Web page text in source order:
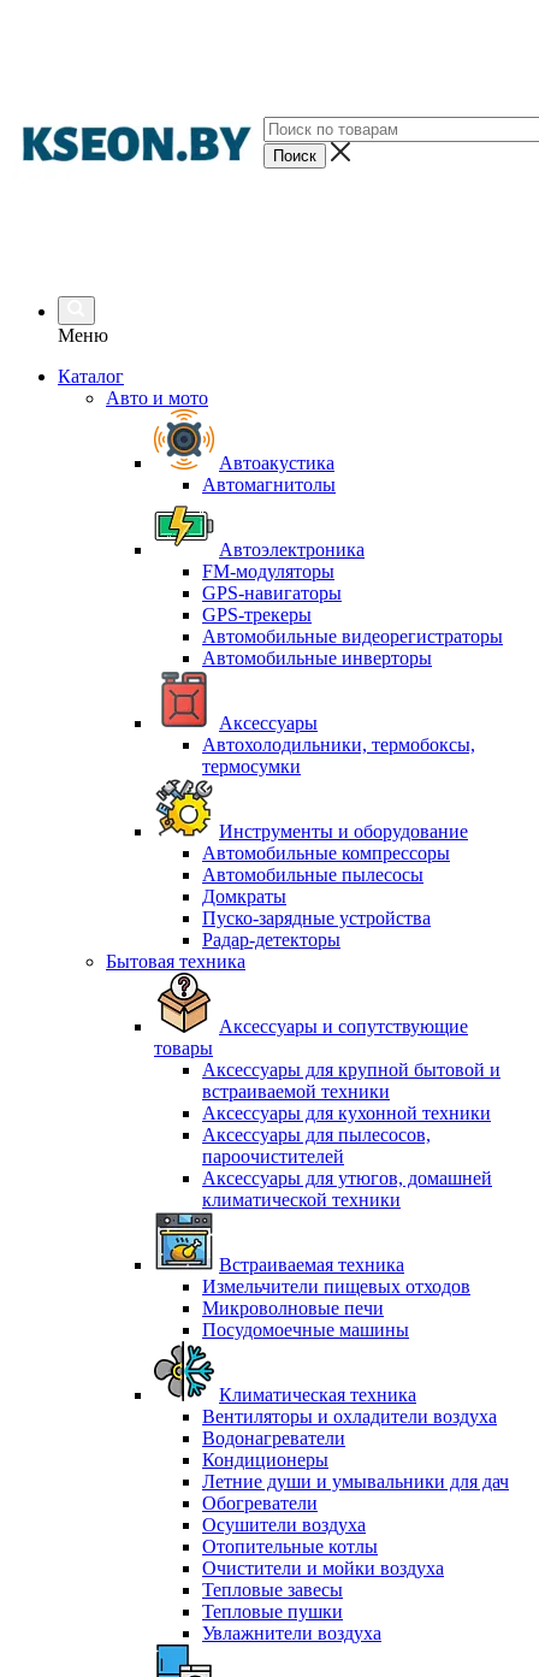
Меню
Каталог
Авто и мото
Автоакустика
Автомагнитолы
Автоэлектроника
FM-модуляторы
GPS-навигаторы
GPS-трекеры
Автомобильные видеорегистраторы
Автомобильные инверторы
Аксессуары
Автохолодильники, термобоксы,
термосумки
Инструменты и оборудование
Автомобильные компрессоры
Автомобильные пылесосы
Домкраты
Пуско-зарядные устройства
Радар-детекторы
Бытовая техника
Аксессуары и сопутствующие
товары
Аксессуары для крупной бытовой и
встраиваемой техники
Аксессуары для кухонной техники
Аксессуары для пылесосов,
пароочистителей
Аксессуары для утюгов, домашней
климатической техники
Встраиваемая техника
Измельчители пищевых отходов
Микроволновые печи
Посудомоечные машины
Климатическая техника
Вентиляторы и охладители воздуха
Водонагреватели
Кондиционеры
Летние души и умывальники для дач
Обогреватели
Осушители воздуха
Отопительные котлы
Очистители и мойки воздуха
Тепловые завесы
Тепловые пушки
Увлажнители воздуха